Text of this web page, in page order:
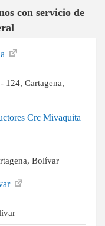
con servicio de
124, Cartagena,
Crc Mivaquita
Bolívar